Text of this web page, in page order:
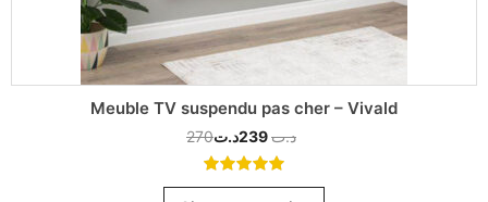
Meuble TV suspendu pas cher – Vivald
270 د.ت239د.ت
5.00out